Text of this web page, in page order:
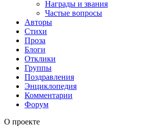
Награды и звания
Частые вопросы
Авторы
Стихи
Проза
Блоги
Отклики
Группы
Поздравления
Энциклопедия
Комментарии
Форум
О проекте